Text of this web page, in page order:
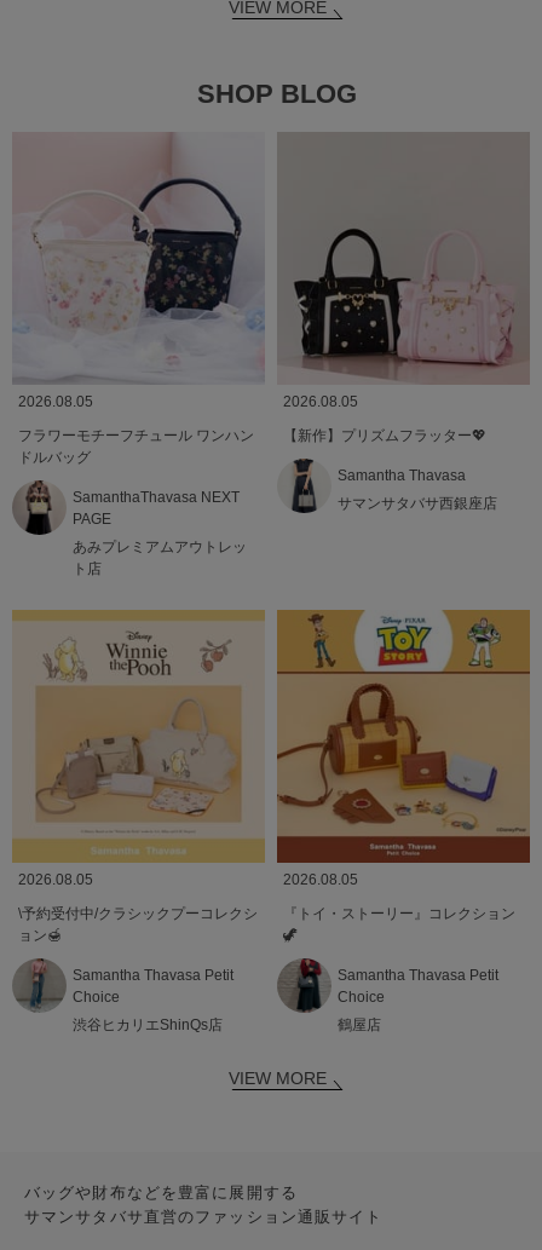
VIEW MORE
SHOP BLOG
2026.08.05
フラワーモチーフチュール ワンハン
ドルバッグ
SamanthaThavasa NEXT
PAGE
あみプレミアムアウトレッ
ト店
2026.08.05
【新作】プリズムフラッター💖
Samantha Thavasa
サマンサタバサ西銀座店
2026.08.05
\予約受付中/クラシックプーコレクシ
ョン🍯
Samantha Thavasa Petit
Choice
渋谷ヒカリエShinQs店
2026.08.05
『トイ・ストーリー』コレクション
🦖
Samantha Thavasa Petit
Choice
鶴屋店
VIEW MORE
バッグや財布などを豊富に展開する
サマンサタバサ直営のファッション通販サイト